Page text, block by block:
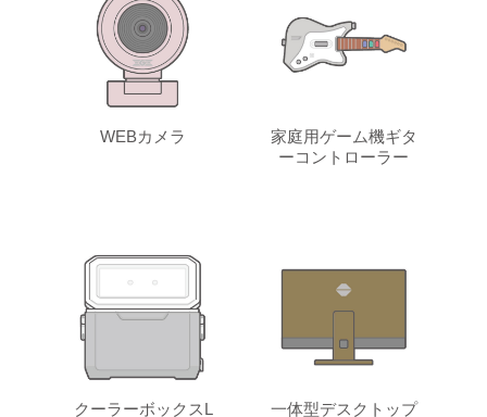
WEBカメラ
家庭用ゲーム機ギタ
ーコントローラー
クーラーボックスL 一体型デスクトップ